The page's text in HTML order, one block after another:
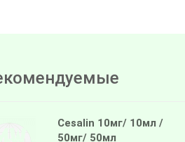
Cesalin 10мг/ 10мл /
50мг/ 50мл